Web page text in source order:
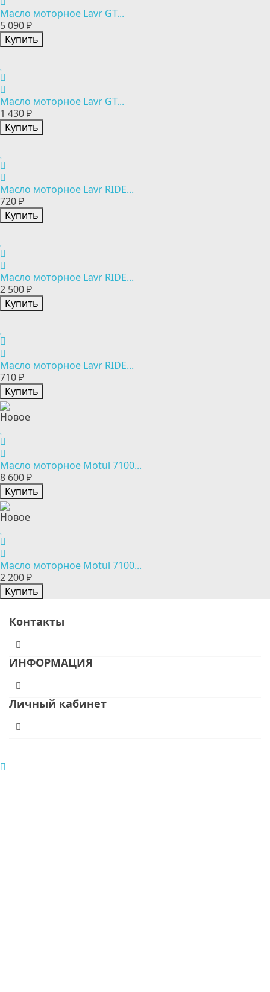
Масло моторное Lavr GT...
5 090 ₽
Купить
Масло моторное Lavr GT...
1 430 ₽
Купить
Масло моторное Lavr RIDE...
720 ₽
Купить
Масло моторное Lavr RIDE...
2 500 ₽
Купить
Масло моторное Lavr RIDE...
710 ₽
Купить
Новое
Масло моторное Motul 7100...
8 600 ₽
Купить
Новое
Масло моторное Motul 7100...
2 200 ₽
Купить
Контакты
ИНФОРМАЦИЯ
Личный кабинет